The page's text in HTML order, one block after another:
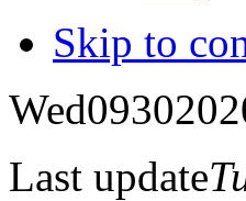
Skip to
Wed0930
Last update